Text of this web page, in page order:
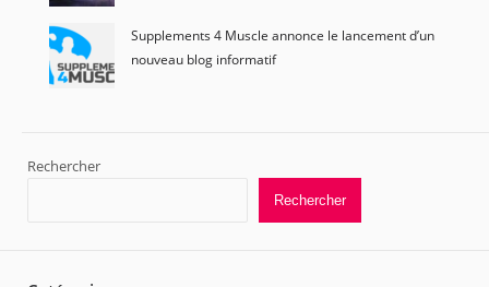
Supplements 4 Muscle annonce le lancement d’un
nouveau blog informatif
Rechercher
Rechercher